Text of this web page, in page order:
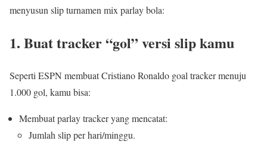
menyusun slip turnamen mix parlay bola:
1. Buat tracker “gol” versi slip kamu
Seperti ESPN membuat Cristiano Ronaldo goal tracker menuju
1.000 gol, kamu bisa:
Membuat parlay tracker yang mencatat:
Jumlah slip per hari/minggu.